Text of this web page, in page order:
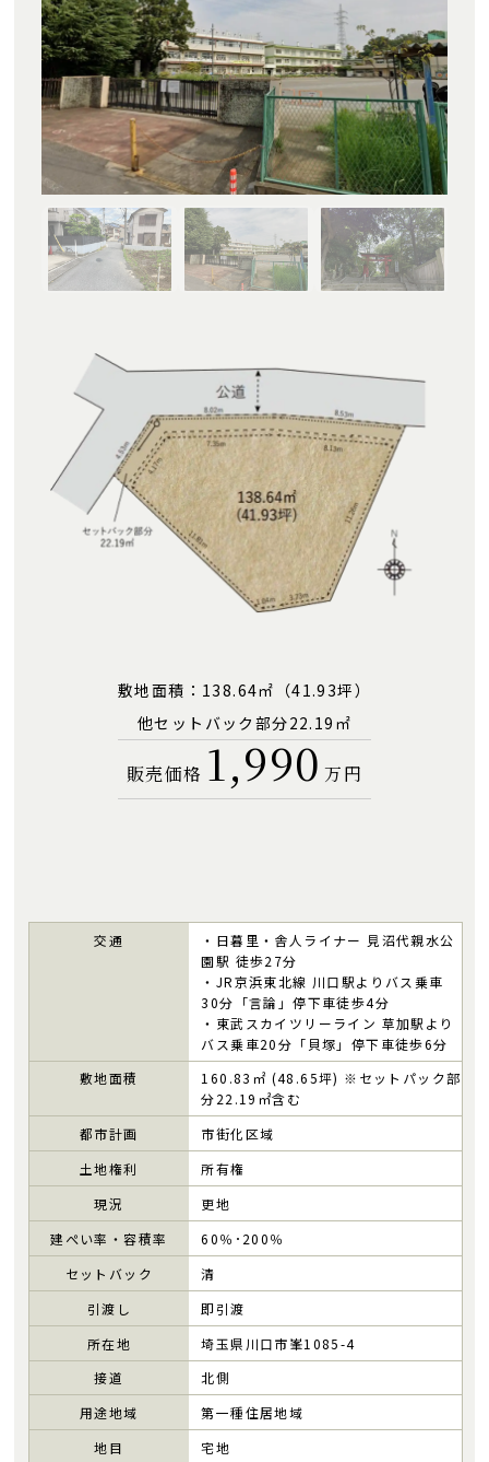
敷地面積：138.64㎡（41.93坪）
他セットバック部分22.19㎡
販売価格 1,990万円
交通
・日暮里・舎人ライナー 見沼代親水公
園駅 徒歩27分
・JR京浜東北線 川口駅よりバス乗車
30分「言論」停下車徒歩4分
・東武スカイツリーライン 草加駅より
バス乗車20分「貝塚」停下車徒歩6分
敷地面積
160.83㎡ (48.65坪) ※セットパック部
分22.19㎡含む
都市計画
市街化区域
土地権利
所有権
現況
更地
建ぺい率・容積率
60％･200％
セットバック
清
引渡し
即引渡
所在地
埼玉県川口市峯1085-4
接道
北側
用途地域
第一種住居地域
地目
宅地